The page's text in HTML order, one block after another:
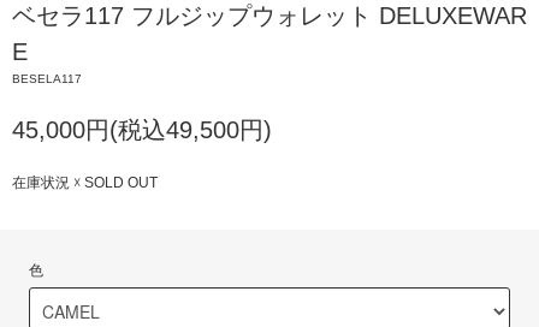
ベセラ117 フルジップウォレット DELUXEWAR
E
BESELA117
45,000円(税込49,500円)
在庫状況 ☓ SOLD OUT
色